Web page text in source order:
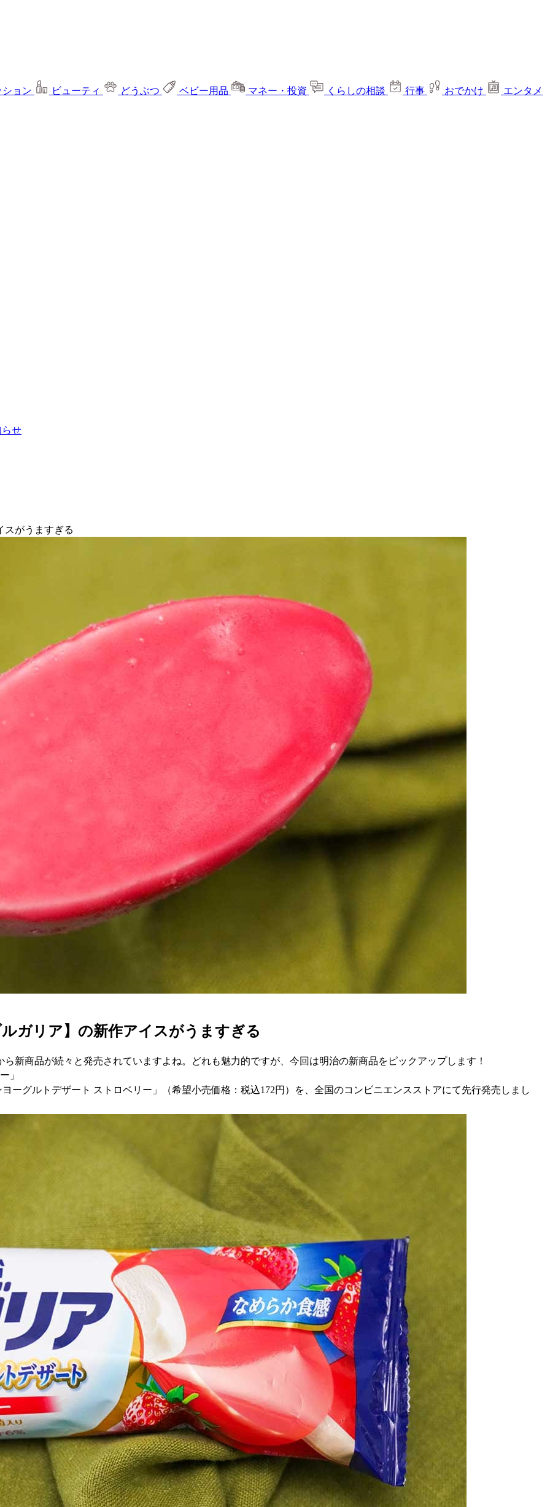
ョン ビューティ どうぶつ ベビー用品 マネー・投資 くらしの相談 行事 おでかけ エンタメ
らせ
スがうますぎる
ガリア】の新作アイスがうますぎる
新商品が続々と発売されていますよね。どれも魅力的ですが、今回は明治の新商品をピックアップします！
」
ーグルトデザート ストロベリー」（希望小売価格：税込172円）を、全国のコンビニエンスストアにて先行発売しまし